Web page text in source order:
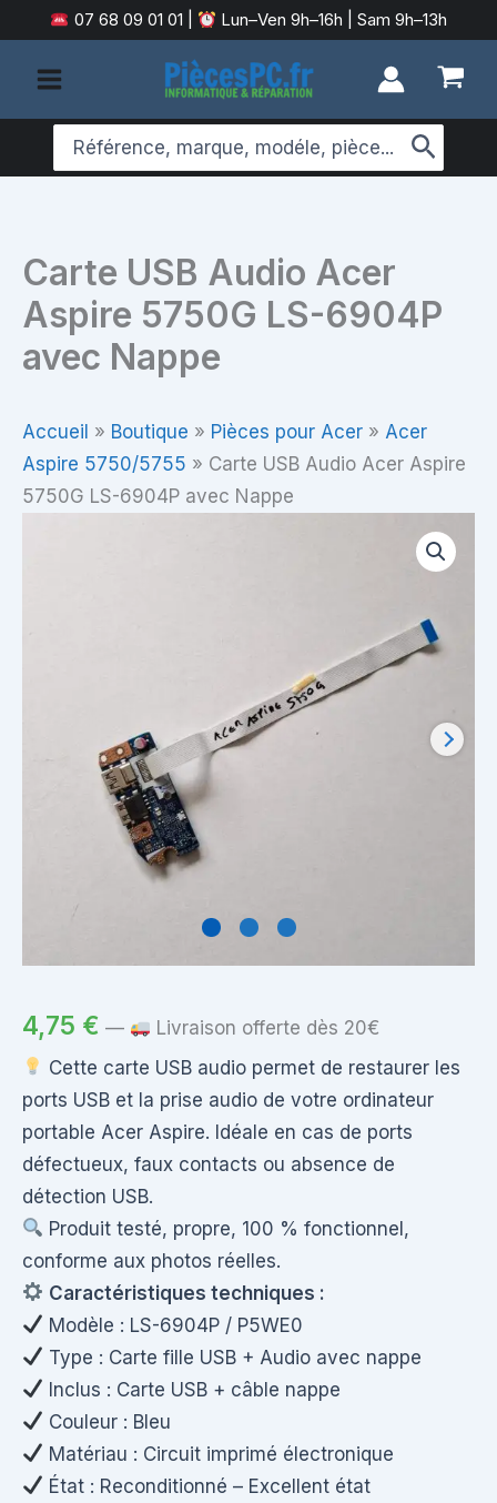
au
contenu
07 68 09 01 01 Lun–Ven 9h–16h | Sam 9h–13h
Search
for:
Carte USB Audio Acer
Aspire 5750G LS-6904P
avec Nappe
Accueil » Boutique » Pièces pour Acer » Acer
Aspire 5750/5755 » Carte USB Audio Acer Aspire
5750G LS-6904P avec Nappe
4,75 € —
Livraison offerte dès 20€
Cette carte USB audio permet de restaurer les
ports USB et la prise audio de votre ordinateur
portable Acer Aspire. Idéale en cas de ports
défectueux, faux contacts ou absence de
détection USB.
Produit testé, propre, 100 % fonctionnel,
conforme aux photos réelles.
Caractéristiques techniques :
Modèle : LS-6904P / P5WE0
Type : Carte fille USB + Audio avec nappe
Inclus : Carte USB + câble nappe
Couleur : Bleu
Matériau : Circuit imprimé électronique
État : Reconditionné – Excellent état